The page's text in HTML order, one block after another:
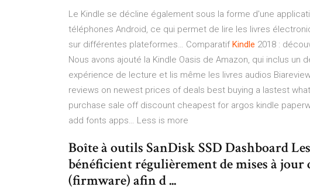
Le Kindle se décline également sous la forme d'une
téléphones Android, ce qui permet de lire les livres
sur différentes plateformes… ComparatifKindle 2018 :
Nous avons ajouté la Kindle Oasis de Amazon, qui inclus un
expérience de lecture et lis même les livres audios
reviews on newest prices of deals best buying a lastest
purchase sale off discount cheapest for argos kindle
add fonts apps… Less is more
Boîte à outils SanDisk SSD Dashboard
bénéficient régulièrement de mises à
(firmware) afin d ...